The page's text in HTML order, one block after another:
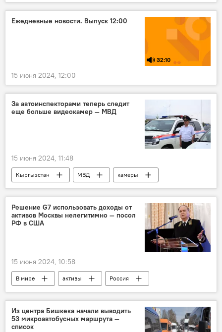
БРИКС
игры
Ежедневные новости. Выпуск 12:00
32:10
15 июня 2024, 12:00
За автоинспекторами теперь следит
еще больше видеокамер — МВД
15 июня 2024, 11:48
Кыргызстан МВД
камеры
видеонаблюдение
туристический сезон
Решение G7 использовать доходы от
активов Москвы нелегитимно — посол
РФ в США
15 июня 2024, 10:58
В мире активы
Россия
Украина
Политика
G7
Спецоперация России по защите Донбасса
Из центра Бишкека начали выводить
53 микроавтобусных маршрута —
список